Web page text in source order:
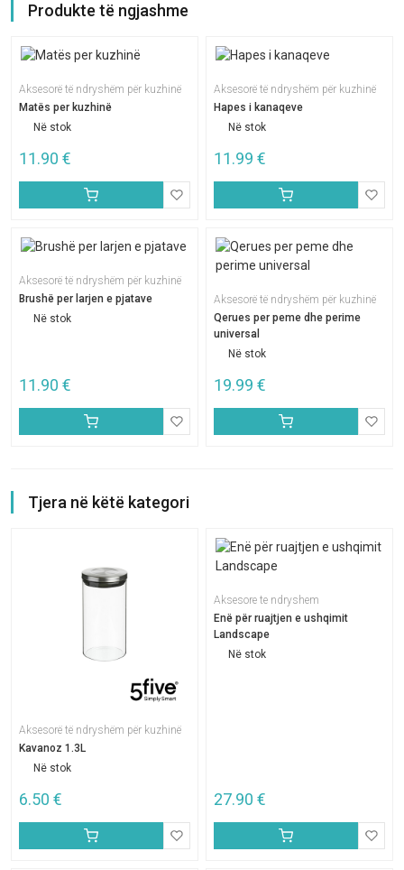
Produkte të ngjashme
Aksesorë të ndryshëm për kuzhinë
Matës per kuzhinë
Në stok
11.90 €
Aksesorë të ndryshëm për kuzhinë
Hapes i kanaqeve
Në stok
11.99 €
Aksesorë të ndryshëm për kuzhinë
Brushë per larjen e pjatave
Në stok
11.90 €
Aksesorë të ndryshëm për kuzhinë
Qerues per peme dhe perime
universal
Në stok
19.99 €
Tjera në këtë kategori
Aksesorë të ndryshëm për kuzhinë
Kavanoz 1.3L
Në stok
6.50 €
Aksesore te ndryshem
Enë për ruajtjen e ushqimit
Landscape
Në stok
27.90 €